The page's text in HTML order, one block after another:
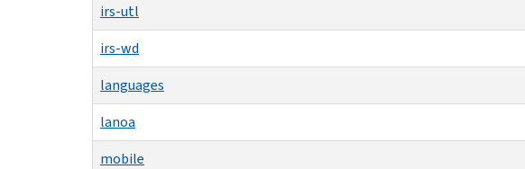
irs-utl
irs-wd
languages
lanoa
mobile